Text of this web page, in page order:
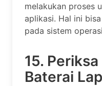
melakukan proses
aplikasi. Hal ini
pada sistem
15.
Baterai